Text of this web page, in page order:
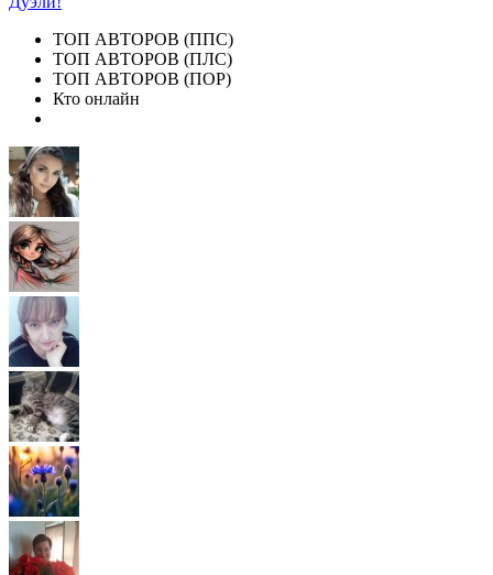
ТОП АВТОРОВ (ППС)
ТОП АВТОРОВ (ПЛС)
ТОП АВТОРОВ (ПОР)
Кто онлайн